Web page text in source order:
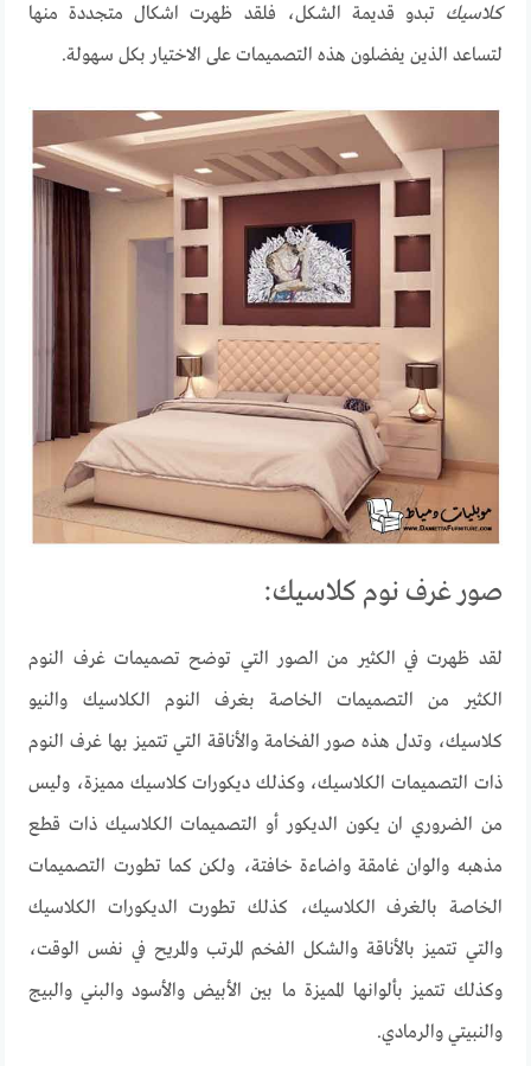
كلاسيك تبدو قديمة الشكل، فلقد ظهرت اشكال متجددة منها
لتساعد الذين يفضلون هذه التصميمات على الاختيار بكل سهولة.
صور غرف نوم كلاسيك:
لقد ظهرت في الكثير من الصور التي توضح تصميمات غرف النوم
الكثير من التصميمات الخاصة بغرف النوم الكلاسيك والنيو
كلاسيك، وتدل هذه صور الفخامة والأناقة التي تتميز بها غرف النوم
ذات التصميمات الكلاسيك، وكذلك ديكورات كلاسيك مميزة، وليس
من الضروري ان يكون الديكور أو التصميمات الكلاسيك ذات قطع
مذهبه والوان غامقة واضاءة خافتة، ولكن كما تطورت التصميمات
الخاصة بالغرف الكلاسيك، كذلك تطورت الديكورات الكلاسيك
والتي تتميز بالأناقة والشكل الفخم المرتب والمريح في نفس الوقت،
وكذلك تتميز بألوانها المميزة ما بين الأبيض والأسود والبني والبيج
والنبيتي والرمادي.